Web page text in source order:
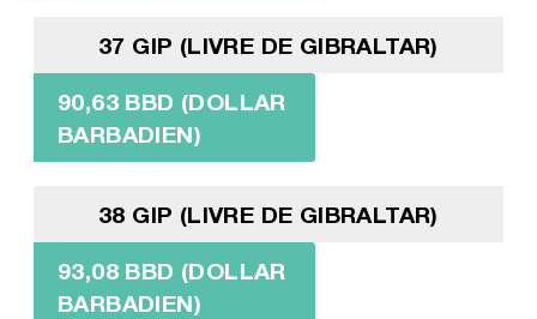
37 GIP (LIVRE DE GIBRALTAR)
90,63 BBD (DOLLAR
BARBADIEN)
38 GIP (LIVRE DE GIBRALTAR)
93,08 BBD (DOLLAR
BARBADIEN)